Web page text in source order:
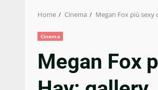
Home Cinema Megan Fox più sexy
Cinema
Megan Fox